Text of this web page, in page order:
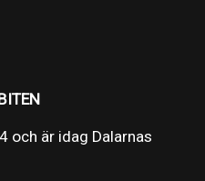
och är idag Dalarnas